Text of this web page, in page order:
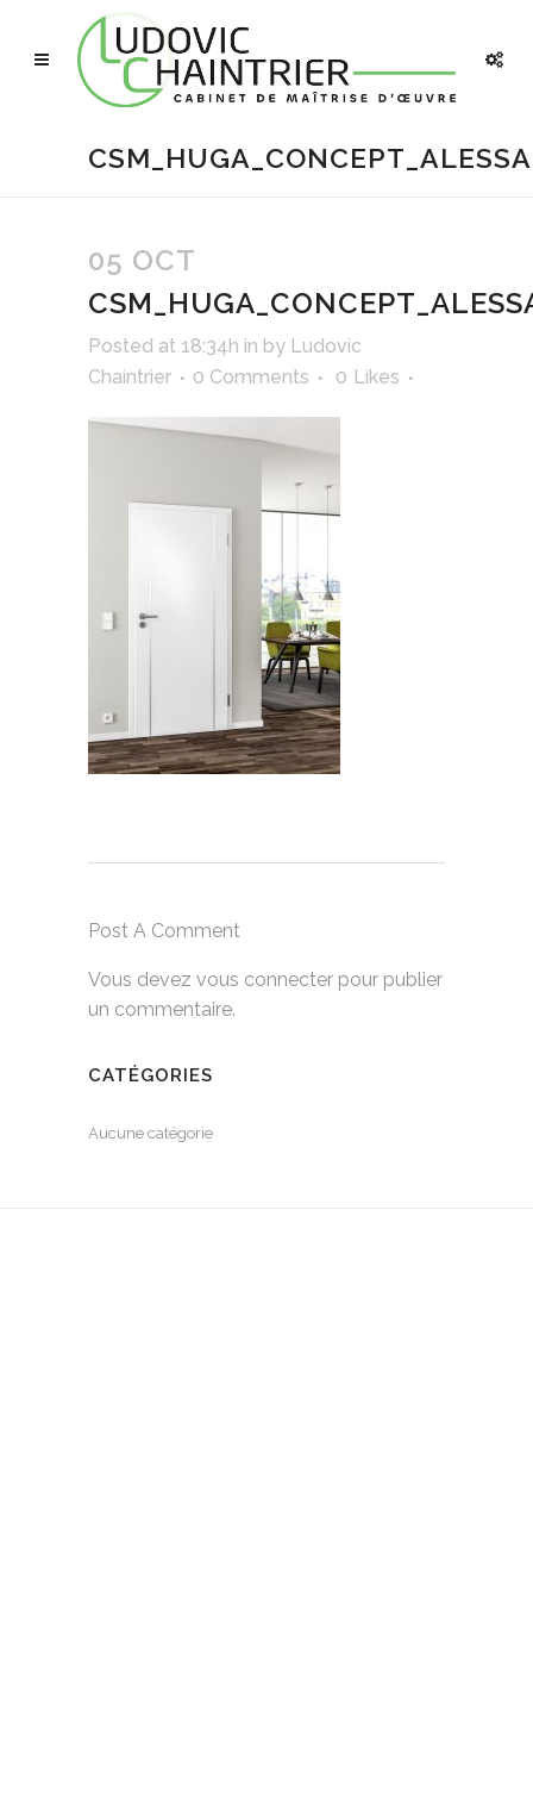
05 OCT
Posted at 18:34h in by Ludovic
Chaintrier
0 Comments 0 Likes
Post A Comment
Vous devez vous connecter pour publier
un commentaire.
CATÉGORIES
Aucune catégorie